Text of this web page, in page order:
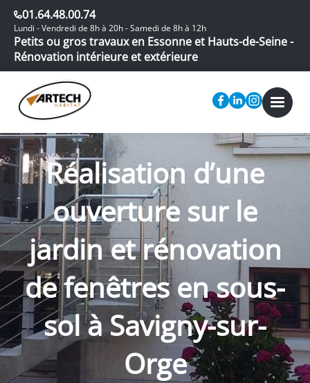
01.64.48.00.74
Lundi - Vendredi de 8h à 20h - Samedi de 8h à 12h
Petits ou gros travaux en Essonne et Hauts-de-Seine -
Rénovation intérieure et extérieure
Réalisation d’une
ouverture sur le
jardin et rénovation
de fenêtres en sous-
sol à Savigny-sur-
Orge